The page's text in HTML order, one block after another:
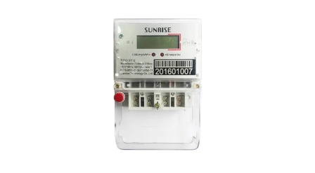
imp/kWh Rigidez dieléctrica: 4 kV, 60
Hz, 1 min Consumo circuito de
tensión: 0,52 W – 2,06 VA Consumo
circuito de corriente: 0,35 VA Rango
de temperatura -25°C hasta +55°C
Normas: IEC 62052-11, NTC5226